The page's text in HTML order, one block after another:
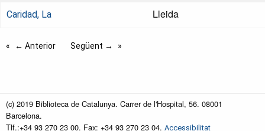
Caridad, La Lleida
← Anterior Següent →
(c) 2019 Biblioteca de Catalunya. Carrer de l'Hospital, 56. 08001
Barcelona.
Tlf.:+34 93 270 23 00. Fax: +34 93 270 23 04. Accessibilitat